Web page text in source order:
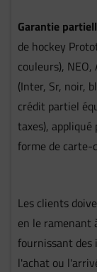
Garantie
de hockey
couleurs),
(Inter, Sr, noir,
crédit partiel
taxes),
forme de carte-
Les clients
en le ramenant
fournissant des
l'achat ou